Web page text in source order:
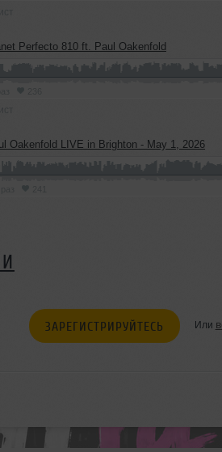
Perfecto 810 ft. Paul Oakenfold
Oakenfold LIVE in Brighton - May 1, 2026
ЗАРЕГИСТРИРУЙТЕСЬ Или